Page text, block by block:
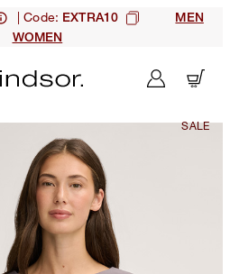
| Code: EXTRA10
MEN
WOMEN